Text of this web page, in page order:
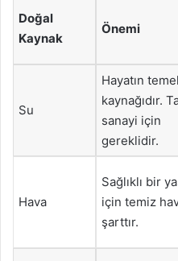
Doğal
Kaynak
Önemi
Su
Hayatın temel
kaynağıdır.
sanayi için
gereklidir.
Hava
Sağlıklı bir
için temiz
şarttır.